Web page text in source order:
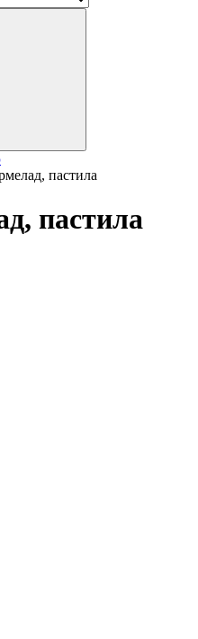
пастила
пастила